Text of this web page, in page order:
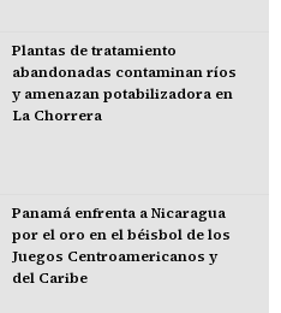
Plantas de tratamiento
abandonadas contaminan ríos
y amenazan potabilizadora en
La Chorrera
Panamá enfrenta a Nicaragua
por el oro en el béisbol de los
Juegos Centroamericanos y
del Caribe